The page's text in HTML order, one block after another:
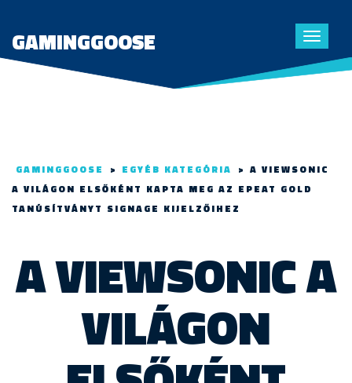
Toggle
GAMINGGOOSE
GAMINGGOOSE > EGYÉB KATEGÓRIA > A VIEWSONIC
A VILÁGON ELSŐKÉNT KAPTA MEG AZ EPEAT GOLD
TANÚSÍTVÁNYT SIGNAGE KIJELZŐIHEZ
A VIEWSONIC A
VILÁGON